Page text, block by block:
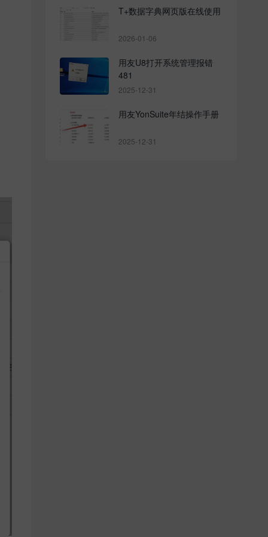
T+数据字典网页版在线使用
2026-01-06
用友U8打开系统管理报错
481
2025-12-31
用友YonSuite年结操作手册
2025-12-31